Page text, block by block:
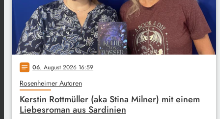
notes 06. August 2026 16:59
Rosenheimer Autoren
Kerstin Rottmüller (aka Stina Milner) mit einem
Liebesroman aus Sardinien